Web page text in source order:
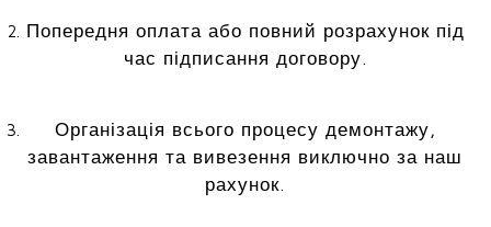
Попередня оплата або повний розрахунок під
час підписання договору.
Організація всього процесу демонтажу,
завантаження та вивезення виключно за наш
рахунок.